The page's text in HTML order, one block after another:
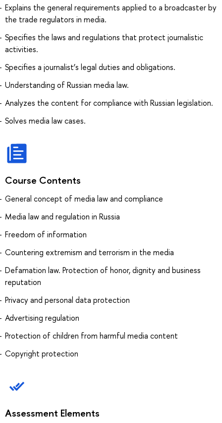
Explains the general requirements applied to a broadcaster by
the trade regulators in media.
Specifies the laws and regulations that protect journalistic
activities.
Specifies a journalist’s legal duties and obligations.
Understanding of Russian media law.
Analyzes the content for compliance with Russian legislation.
Solves media law cases.
Course Contents
General concept of media law and compliance
Media law and regulation in Russia
Freedom of information
Countering extremism and terrorism in the media
Defamation law. Protection of honor, dignity and business
reputation
Privacy and personal data protection
Advertising regulation
Protection of children from harmful media content
Copyright protection
Assessment Elements